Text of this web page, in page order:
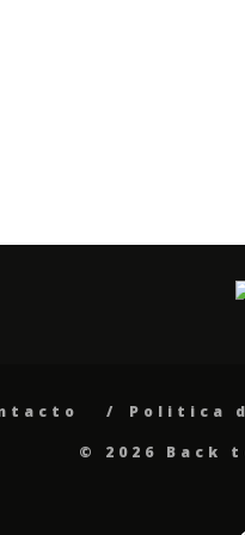
Politica
© 2026 Back